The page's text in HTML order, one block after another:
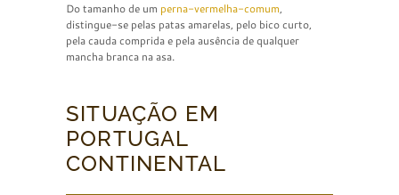
Do tamanho de um perna-vermelha-comum,
distingue-se pelas patas amarelas, pelo bico curto,
pela cauda comprida e pela ausência de qualquer
mancha branca na asa.
SITUAÇÃO EM
PORTUGAL
CONTINENTAL